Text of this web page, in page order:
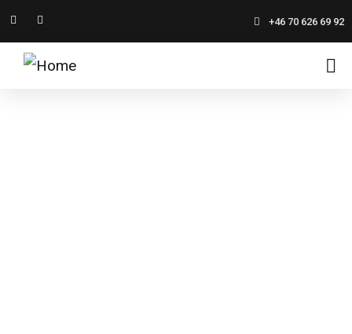
+46 70 626 69 92